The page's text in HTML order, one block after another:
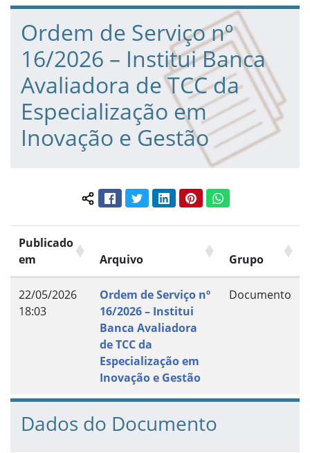
Fim da navegação
Início do conteúdo
Ordem de Serviço nº
16/2026 – Institui Banca
Avaliadora de TCC da
Especialização em
Inovação e Gestão
Compartilhar conteúdo:
FacebookTwitterLinkedInPinterestWhatsApp
Publicado
em
Arquivo Grupo
22/05/2026
18:03
Ordem de Serviço nº
16/2026 – Institui
Banca Avaliadora
de TCC da
Especialização em
Inovação e Gestão
Documento
Dados do Documento